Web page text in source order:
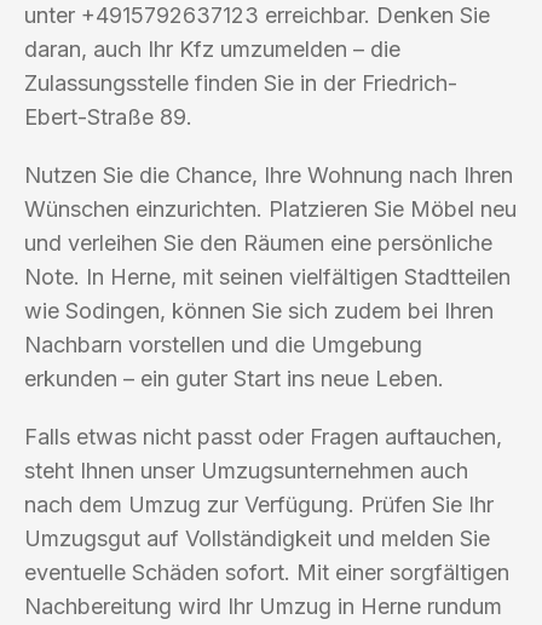
unter +4915792637123 erreichbar. Denken Sie
daran, auch Ihr Kfz umzumelden – die
Zulassungsstelle finden Sie in der Friedrich-
Ebert-Straße 89.
Nutzen Sie die Chance, Ihre Wohnung nach Ihren
Wünschen einzurichten. Platzieren Sie Möbel neu
und verleihen Sie den Räumen eine persönliche
Note. In Herne, mit seinen vielfältigen Stadtteilen
wie Sodingen, können Sie sich zudem bei Ihren
Nachbarn vorstellen und die Umgebung
erkunden – ein guter Start ins neue Leben.
Falls etwas nicht passt oder Fragen auftauchen,
steht Ihnen unser Umzugsunternehmen auch
nach dem Umzug zur Verfügung. Prüfen Sie Ihr
Umzugsgut auf Vollständigkeit und melden Sie
eventuelle Schäden sofort. Mit einer sorgfältigen
Nachbereitung wird Ihr Umzug in Herne rundum